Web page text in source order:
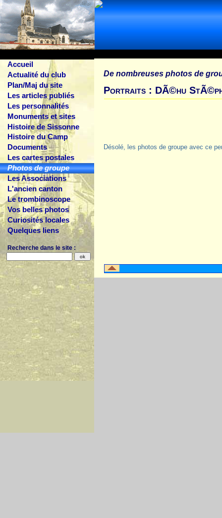
Accueil
Actualité du club
Plan/Maj du site
Les articles publiés
Les personnalités
Monuments et sites
Histoire de Sissonne
Histoire du Camp
Documents
Les cartes postales
Photos de groupe
Les Associations
L'ancien canton
Le trombinoscope
Vos belles photos
Curiosités locales
Quelques liens
Recherche dans le site :
De nombreuses photos de
Portraits : DÃ©hu
Désolé, les photos de groupe avec ce